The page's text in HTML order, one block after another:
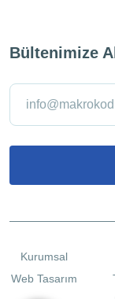
Bültenimize
Kurumsal
Web Tasarım